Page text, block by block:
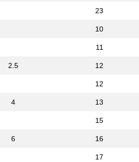
23
10
11
2.5 12
12
4 13
15
6 16
17